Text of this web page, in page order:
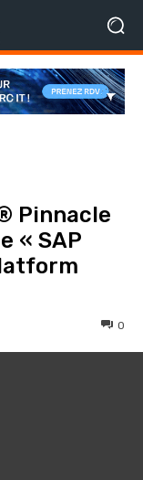
Pinnacle
« SAP
0